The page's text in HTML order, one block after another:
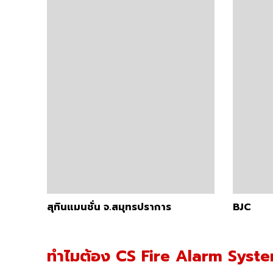
สุทินแมนชั่น จ.สมุทรปราการ BJC
ทำไมต้อง CS Fire Alarm